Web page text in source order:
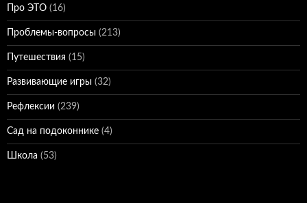
Про ЭТО (16)
Проблемы-вопросы (213)
Путешествия (15)
Развивающие игры (32)
Рефлексии (239)
Сад на подоконнике (4)
Школа (53)